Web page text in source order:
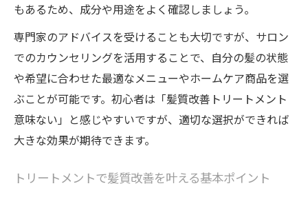
ヘアカラー後におすすめの髪用トリートメ
ント
パサつきを防ぐ髪質改善の新常識とは
髪のパサつき原因とトリートメント改善策
髪質改善トリートメントで潤いを守る方法
髪がパサパサになる原因と必要なケアとは
ヘアカラー後のパサつきを防ぐポイント
髪・トリートメント活用の実践的アドバイ
もあるため、成分や用途をよく確認しましょう。
専門家のアドバイスを受けることも大切ですが、サロン
でのカウンセリングを活用することで、自分の髪の状態
や希望に合わせた最適なメニューやホームケア商品を選
ぶことが可能です。初心者は「髪質改善トリートメント
意味ない」と感じやすいですが、適切な選択ができれば
大きな効果が期待できます。
トリートメントで髪質改善を叶える基本ポイント